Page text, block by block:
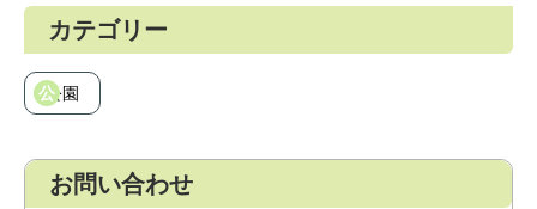
カテゴリー
公園
お問い合わせ